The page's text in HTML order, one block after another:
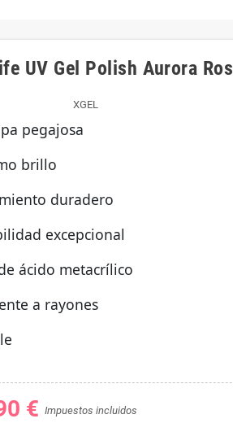
UV Gel Polish Aurora
XGEL
pegajosa
brillo
duradero
excepcional
ácido metacrílico
a rayones
€ Impuestos incluidos